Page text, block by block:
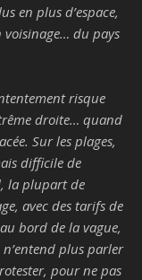
en plus d’espace,
voisinage… du pays
risque
droite… quand
Sur les plages,
difficile de
la plupart de
avec des tarifs de
bord de la vague,
plus parler
pour ne pas